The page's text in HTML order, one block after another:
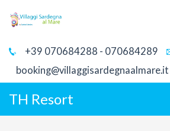
+39 070684288 - 070684289
booking@villaggisardegnaalmare.it
TH Resort